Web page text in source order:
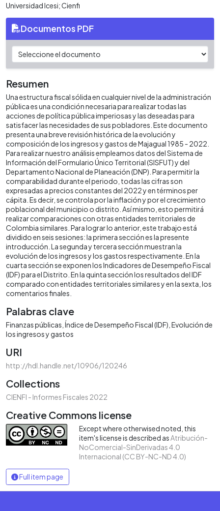
Universidad Icesi; Cienfi
Documentos PDF
Resumen
Una estructura fiscal sólida en cualquier nivel de la administración
pública es una condición necesaria para realizar todas las
acciones de política pública imperiosas y las deseadas para
satisfacer las necesidades de sus pobladores. Este documento
presenta una breve revisión histórica de la evolución y
composición de los ingresos y gastos de Majagual 1985 - 2022.
Para realizar nuestro análisis empleamos datos del Sistema de
Información del Formulario Único Territorial (SISFUT) y del
Departamento Nacional de Planeación (DNP). Para permitir la
comparabilidad durante el periodo, todas las cifras son
expresadas a precios constantes del 2022 y en términos per
cápita. Es decir, se controla por la inflación y por el crecimiento
poblacional del municipio o distrito. Así mismo, esto permitirá
realizar comparaciones con otras entidades territoriales de
Colombia similares. Para lograr lo anterior, este trabajo está
dividido en seis sesiones: la primera sección es la presente
introducción. La segunda y tercera sección muestran la
evolución de los ingresos y los gastos respectivamente. En la
cuarta sección se exponen los Indicadores de Desempeño Fiscal
(IDF) para el Distrito. En la quinta sección los resultados del IDF
comparado con entidades territoriales similares y en la sexta, los
comentarios finales.
Palabras clave
Finanzas públicas Índice de Desempeño Fiscal (IDF) Evolución de
los ingresos y gastos
URI
http://hdl.handle.net/10906/120246
Collections
CIENFI - Informes Fiscales 2022
Creative Commons license
Except where otherwised noted, this
item's license is described asAtribución-
NoComercial-SinDerivadas 4.0
Internacional (CC BY-NC-ND 4.0)
Full item page